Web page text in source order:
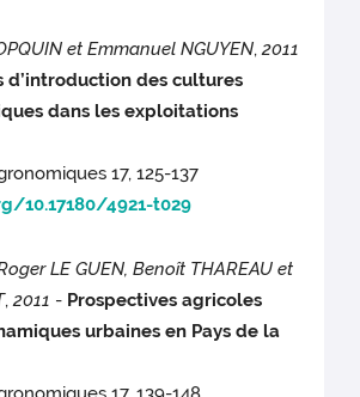
et Emmanuel NGUYEN,2011
d’introduction des cultures
dans les exploitations
17, 125-137
10.17180/4921-t029
LE GUEN, Benoît THAREAU et
,2011 - Prospectives agricoles
urbaines en Pays de la